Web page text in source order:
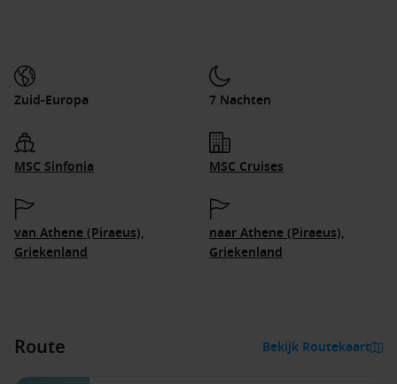
Zuid-Europa 7 Nachten
MSC Sinfonia MSC Cruises
van Athene (Piraeus),
Griekenland
naar Athene (Piraeus),
Griekenland
Route Bekijk Routekaart